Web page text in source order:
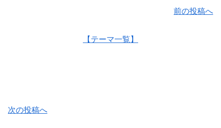
前の投稿へ
【テーマ一覧】
次の投稿へ